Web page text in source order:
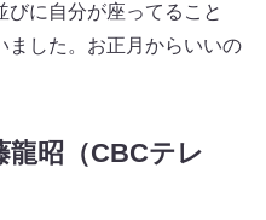
びに自分が座ってること
ました。お正月からいいの
昭（CBCテレ